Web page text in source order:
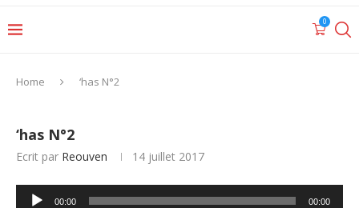
0
Home ‘has N°2
‘has N°2
Ecrit par Reouven 14 juillet 2017
Lecteur
00:00 00:00